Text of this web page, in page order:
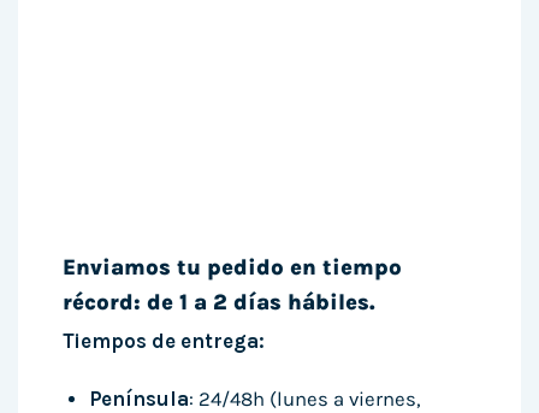
Enviamos tu pedido en tiempo
récord: de 1 a 2 días hábiles.
Tiempos de entrega:
Península: 24/48h (lunes a viernes,